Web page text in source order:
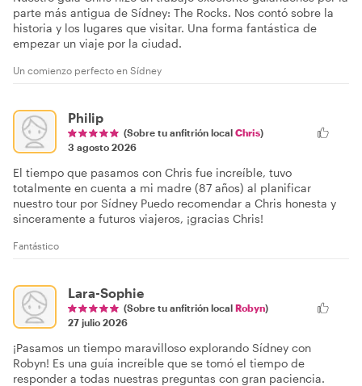
parte más antigua de Sídney: The Rocks. Nos contó sobre la
historia y los lugares que visitar. Una forma fantástica de
empezar un viaje por la ciudad.
Un comienzo perfecto en Sídney
Philip
(Sobre tu anfitrión local Chris)
3 agosto 2026
El tiempo que pasamos con Chris fue increíble, tuvo
totalmente en cuenta a mi madre (87 años) al planificar
nuestro tour por Sídney Puedo recomendar a Chris honesta y
sinceramente a futuros viajeros, ¡gracias Chris!
Fantástico
Lara-Sophie
(Sobre tu anfitrión local Robyn)
27 julio 2026
¡Pasamos un tiempo maravilloso explorando Sídney con
Robyn! Es una guía increíble que se tomó el tiempo de
responder a todas nuestras preguntas con gran paciencia.